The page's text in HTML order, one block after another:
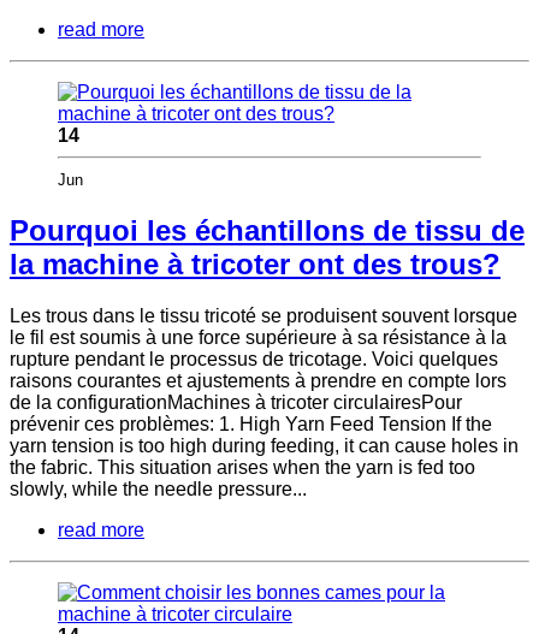
read more
14
Jun
Pourquoi les échantillons de tissu de
la machine à tricoter ont des trous?
Les trous dans le tissu tricoté se produisent souvent lorsque
le fil est soumis à une force supérieure à sa résistance à la
rupture pendant le processus de tricotage. Voici quelques
raisons courantes et ajustements à prendre en compte lors
de la configurationMachines à tricoter circulairesPour
prévenir ces problèmes: 1. High Yarn Feed Tension If the
yarn tension is too high during feeding, it can cause holes in
the fabric. This situation arises when the yarn is fed too
slowly, while the needle pressure...
read more